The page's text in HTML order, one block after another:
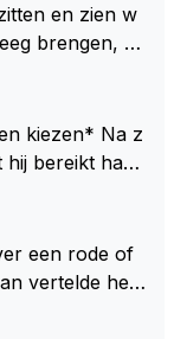
en zien w
brengen, al
kan dan zelf
en is ook
aan een c
Na z
hij dat meen
Nu telt voorn
nog als drij
regels???
een rode of
vertelde hem